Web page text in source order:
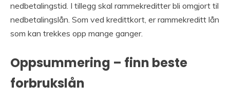
nedbetalingstid. I tillegg skal rammekreditter bli omgjort til
nedbetalingslån. Som ved kredittkort, er rammekreditt lån
som kan trekkes opp mange ganger.
Oppsummering – finn beste
forbrukslån